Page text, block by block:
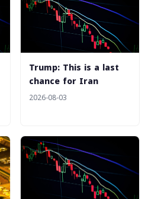
Trump: This is a last
chance for Iran
2026-08-03